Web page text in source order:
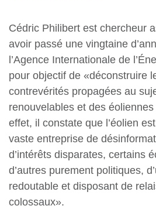
Cédric Philibert est chercheur
avoir passé une vingtaine
l’Agence Internationale de
pour objectif de «déconstruire
contrevérités propagées au
renouvelables et des
effet, il constate que l’éolien
vaste entreprise de
d’intérêts disparates, certains
d’autres purement politiques,
redoutable et disposant de
colossaux».